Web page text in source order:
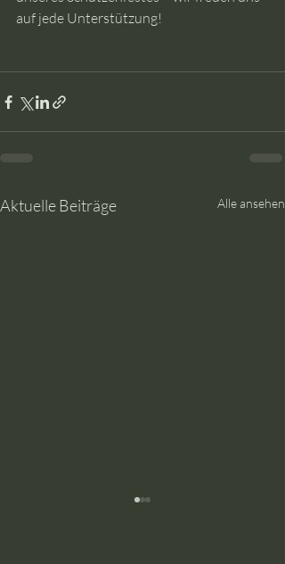
auf jede Unterstützung!
Aktuelle Beiträge Alle ansehen